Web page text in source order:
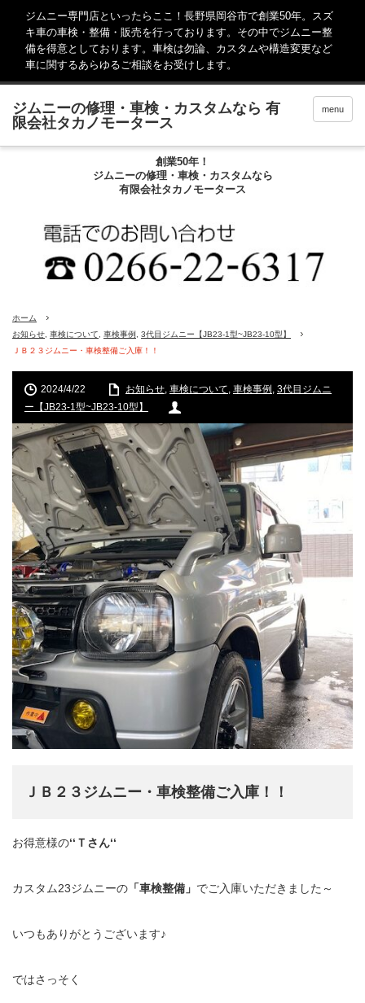
ジムニー専門店といったらここ！長野県岡谷市で創業50年。スズ
キ車の車検・整備・販売を行っております。その中でジムニー整
備を得意としております。車検は勿論、カスタムや構造変更など
車に関するあらゆるご相談をお受けします。
menu
創業50年！
ジムニーの修理・車検・カスタムなら
有限会社タカノモータース
ホーム
お知らせ 車検について 車検事例
3代目ジムニー【JB23-1型~JB23-10型】
ＪＢ２３ジムニー・車検整備ご入庫！！
2024/4/22 お知らせ 車検について 車検事例 3代目ジムニ
ー【JB23-1型~JB23-10型】
ＪＢ２３ジムニー・車検整備ご入庫！！
お得意様の‘‘Ｔさん‘‘
カスタム23ジムニーの 「車検整備」 でご入庫いただきました～
いつもありがとうございます♪
ではさっそく